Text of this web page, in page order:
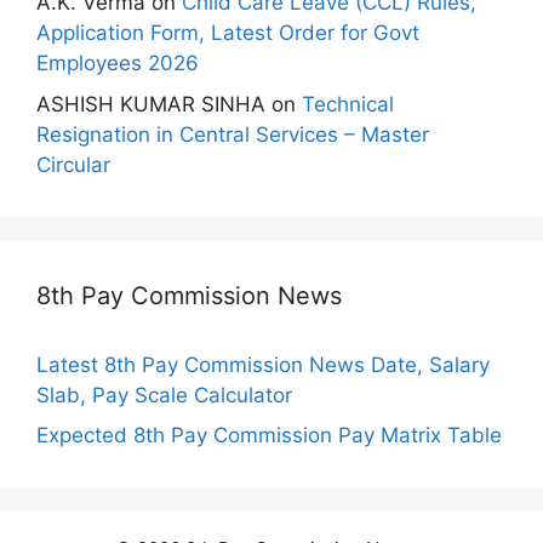
Application Form, Latest Order for Govt
Employees 2026
ASHISH KUMAR SINHA on Technical
Resignation in Central Services – Master
Circular
8th Pay Commission News
Latest 8th Pay Commission News Date, Salary
Slab, Pay Scale Calculator
Expected 8th Pay Commission Pay Matrix Table